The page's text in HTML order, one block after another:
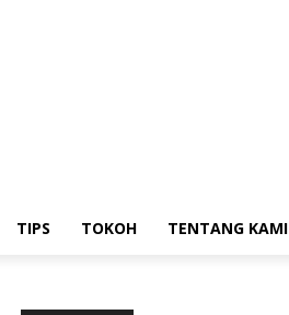
TIPS TOKOH TENTANG KAMI